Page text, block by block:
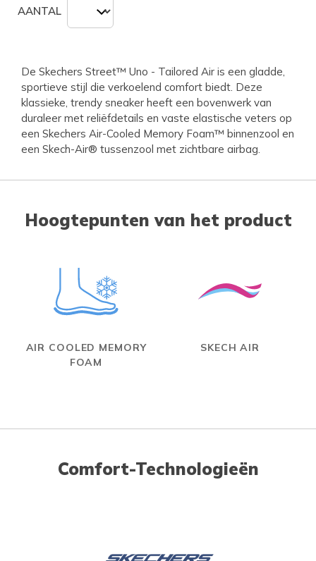
AANTAL
De Skechers Street™ Uno - Tailored Air is een gladde,
sportieve stijl die verkoelend comfort biedt. Deze
klassieke, trendy sneaker heeft een bovenwerk van
duraleer met reliëfdetails en vaste elastische veters op
een Skechers Air-Cooled Memory Foam™ binnenzool en
een Skech-Air® tussenzool met zichtbare airbag.
Hoogtepunten van het product
AIR COOLED MEMORY
FOAM
SKECH AIR
Comfort-Technologieën